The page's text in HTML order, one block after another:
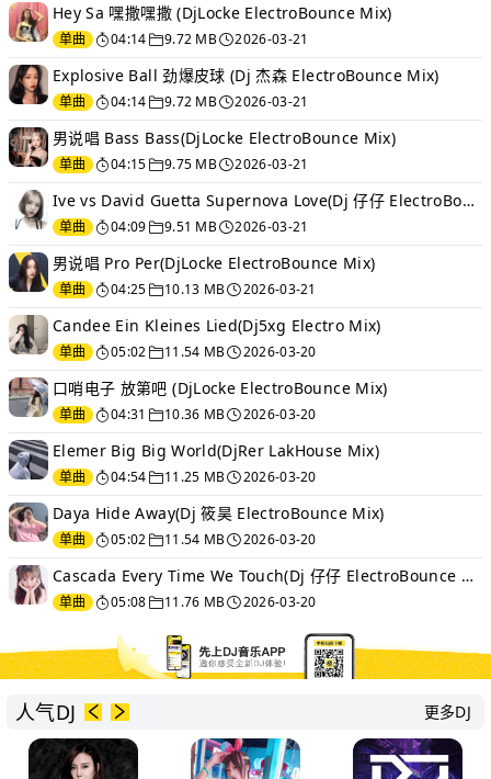
Hey Sa 嘿撒嘿撒 (DjLocke ElectroBounce Mix)
单曲 04:14 9.72 MB 2026-03-21
Explosive Ball 劲爆皮球 (Dj 杰森 ElectroBounce Mix)
单曲 04:14 9.72 MB 2026-03-21
男说唱 Bass Bass(DjLocke ElectroBounce Mix)
单曲 04:15 9.75 MB 2026-03-21
Ive vs David Guetta Supernova Love(Dj 仔仔 ElectroBounce Mix)
单曲 04:09 9.51 MB 2026-03-21
男说唱 Pro Per(DjLocke ElectroBounce Mix)
单曲 04:25 10.13 MB 2026-03-21
Candee Ein Kleines Lied(Dj5xg Electro Mix)
单曲 05:02 11.54 MB 2026-03-20
口哨电子 放第吧 (DjLocke ElectroBounce Mix)
单曲 04:31 10.36 MB 2026-03-20
Elemer Big Big World(DjRer LakHouse Mix)
单曲 04:54 11.25 MB 2026-03-20
Daya Hide Away(Dj 筱昊 ElectroBounce Mix)
单曲 05:02 11.54 MB 2026-03-20
Cascada Every Time We Touch(Dj 仔仔 ElectroBounce Mix)
单曲 05:08 11.76 MB 2026-03-20
人气DJ 更多DJ